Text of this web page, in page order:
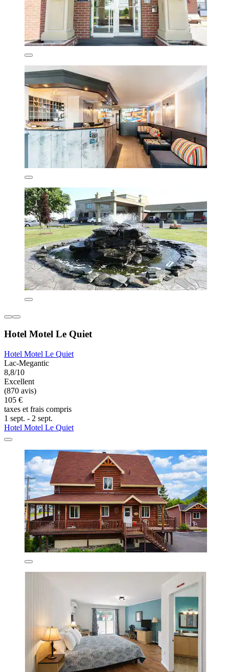
Hotel Motel Le Quiet
Hotel Motel Le Quiet
Lac-Megantic
8,8/10
Excellent
(870 avis)
105 €
taxes et frais compris
1 sept. - 2 sept.
Hotel Motel Le Quiet